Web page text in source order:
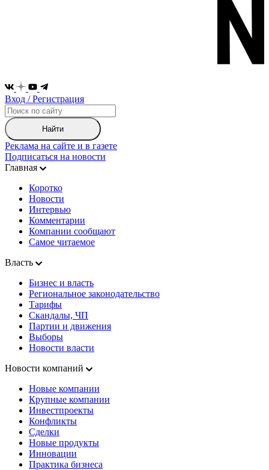
Вход / Регистрация
Найти
Реклама на сайте и в газете
Подписаться на новости
Главная
Коротко
Новости
Интервью
Комментарии
Компании сообщают
Самое читаемое
Власть
Бизнес и власть
Региональное законодательство
Тарифы
Скандалы, ЧП
Партии и движения
Выборы
Новости власти
Новости компаний
Новые компании
Крупные компании
Инвестпроекты
Конфликты
Сделки
Новые продукты
Инновации
Практика бизнеса